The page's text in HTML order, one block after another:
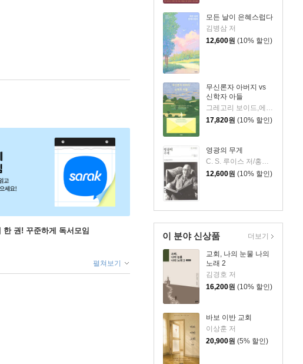
모든 날이 은혜스럽다
김병삼 저
12,600원 (10% 할인)
무신론자 아버지 vs
신학자 아들
그레고리 보이드,에드워드 보이드 저/정옥배 역
17,820원 (10% 할인)
영광의 무게
12,600원 (10% 할인)
이 분야 신상품
교회, 나의 눈물 나의
노래 2
김경호 저
16,200원 (10% 할인)
바보 이반 교회
이상훈 저
20,900원 (5% 할인)
더보기
한 권! 꾸준하게 독서모임
펼쳐보기